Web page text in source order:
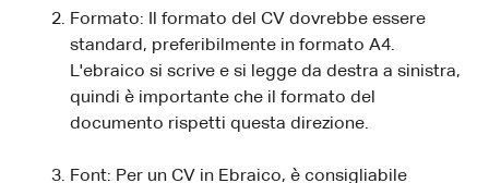
Formato: Il formato del CV dovrebbe essere
standard, preferibilmente in formato A4.
L'ebraico si scrive e si legge da destra a sinistra,
quindi è importante che il formato del
documento rispetti questa direzione.
Font: Per un CV in Ebraico, è consigliabile